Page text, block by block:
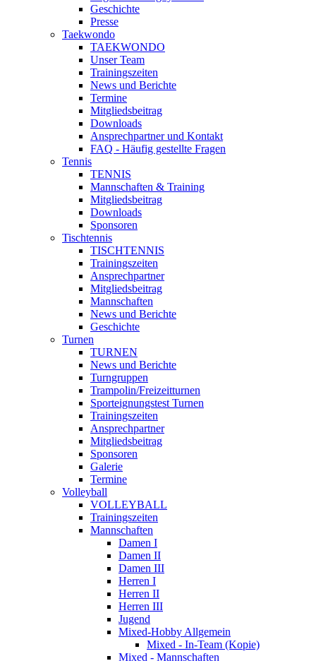
Geschichte
Presse
Taekwondo
TAEKWONDO
Unser Team
Trainingszeiten
News und Berichte
Termine
Mitgliedsbeitrag
Downloads
Ansprechpartner und Kontakt
FAQ - Häufig gestellte Fragen
Tennis
TENNIS
Mannschaften & Training
Mitgliedsbeitrag
Downloads
Sponsoren
Tischtennis
TISCHTENNIS
Trainingszeiten
Ansprechpartner
Mitgliedsbeitrag
Mannschaften
News und Berichte
Geschichte
Turnen
TURNEN
News und Berichte
Turngruppen
Trampolin/Freizeitturnen
Sporteignungstest Turnen
Trainingszeiten
Ansprechpartner
Mitgliedsbeitrag
Sponsoren
Galerie
Termine
Volleyball
VOLLEYBALL
Trainingszeiten
Mannschaften
Damen I
Damen II
Damen III
Herren I
Herren II
Herren III
Jugend
Mixed-Hobby Allgemein
Mixed - In-Team (Kopie)
Mixed - Mannschaften